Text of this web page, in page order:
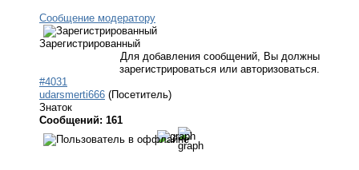
Сообщение модератору
Зарегистрированный
Для добавления сообщений, Вы должны
зарегистрироваться или авторизоваться.
#4031
udarsmerti666 (Посетитель)
Знаток
Сообщений: 161